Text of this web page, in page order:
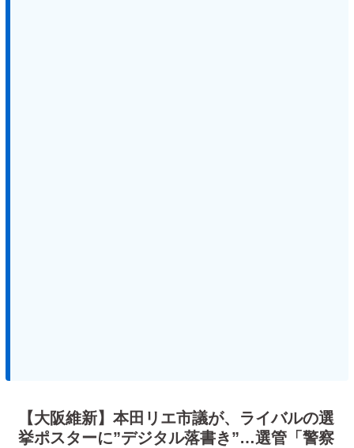
【大阪維新】本田リエ市議が、ライバルの選
挙ポスターに”デジタル落書き”…選管「警察